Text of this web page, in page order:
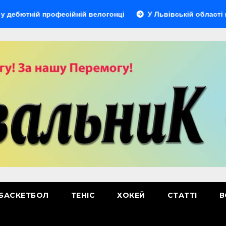
велогонці У Львівській області
ТЕНІС ХОКЕЙ СТАТТІ